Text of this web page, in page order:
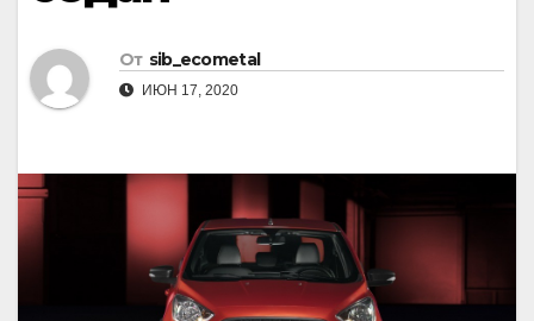
От sib_ecometal
ИЮН 17, 2020